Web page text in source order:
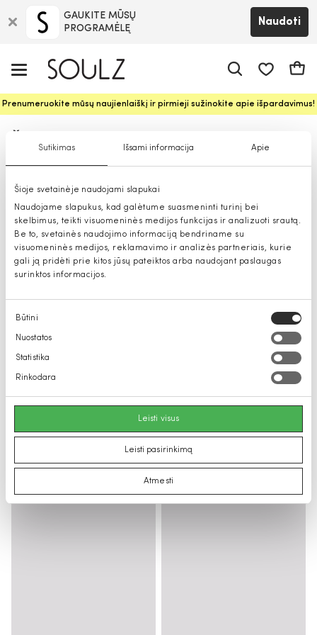
Sutikimas Išsami informacija Apie
Šioje svetainėje naudojami slapukai
Naudojame slapukus, kad galėtume suasmeninti turinį bei
skelbimus, teikti visuomeninės medijos funkcijas ir analizuoti srautą.
Be to, svetainės naudojimo informaciją bendriname su
visuomeninės medijos, reklamavimo ir analizės partneriais, kurie
gali ją pridėti prie kitos jūsų pateiktos arba naudojant paslaugas
surinktos informacijos.
Sutikimo
pasirinkimas
Būtini
Nuostatos
Statistika
Rinkodara
Leisti visus
Leisti pasirinkimą
Atmesti
GAUKITE MŪSŲ
PROGRAMĖLĘ
Naudoti
Prenumeruokite mūsų naujienlaiškį ir pirmieji sužinokite apie išpardavimus!
Šortai moterims